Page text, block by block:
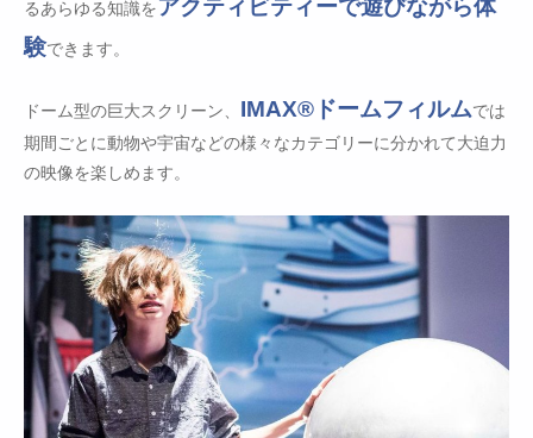
るあらゆる知識をアクティビティーで遊びながら体
験できます。
ドーム型の巨大スクリーン、 IMAX®ドームフィルムでは
期間ごとに動物や宇宙などの様々なカテゴリーに分かれて大迫力
の映像を楽しめます。